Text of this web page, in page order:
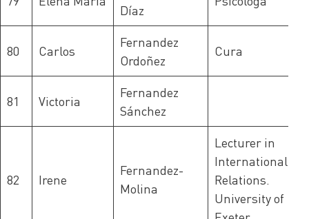
Díaz
80 Carlos
Fernandez
Ordoñez
Cura
81 Victoria
Fernandez
Sánchez
82 Irene
Fernandez-
Molina
Lecturer in
International
Relations.
University of